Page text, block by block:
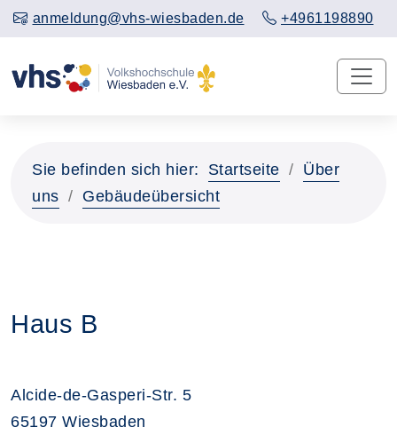
anmeldung@vhs-wiesbaden.de +4961198890
Sie befinden sich hier: Startseite
Über
uns
Gebäudeübersicht
Haus B
Alcide-de-Gasperi-Str. 5
65197 Wiesbaden